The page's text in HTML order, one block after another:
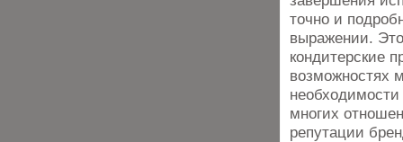
точно и
выражении. Это
кондитерские
возможностях
многих
репутации